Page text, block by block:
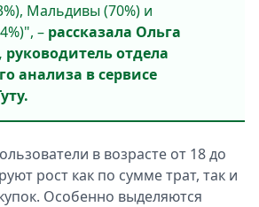
Мальдивы (70%) и
– рассказала Ольга
отдела
анализа в сервисе
в возрасте от 18 до
рост как по сумме трат, так и
Особенно выделяются